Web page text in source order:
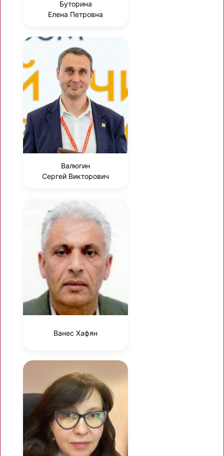
Буторина
Елена Петровна
Валюгин
Сергей Викторович
Ванес Хафян